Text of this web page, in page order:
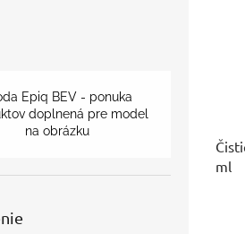
Epiq BEV - ponuka
doplnená pre model
na obrázku
ml